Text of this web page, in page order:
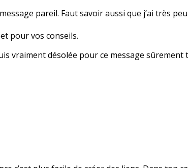
pareil. Faut savoir aussi que j’ai très
pour vos conseils.
vraiment désolée pour ce message sûrement